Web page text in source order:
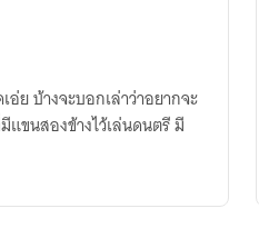
อ่ย บ้างจะบอกเล่าว่าอยากจะ
แขนสองข้างไว้เล่นดนตรี มี